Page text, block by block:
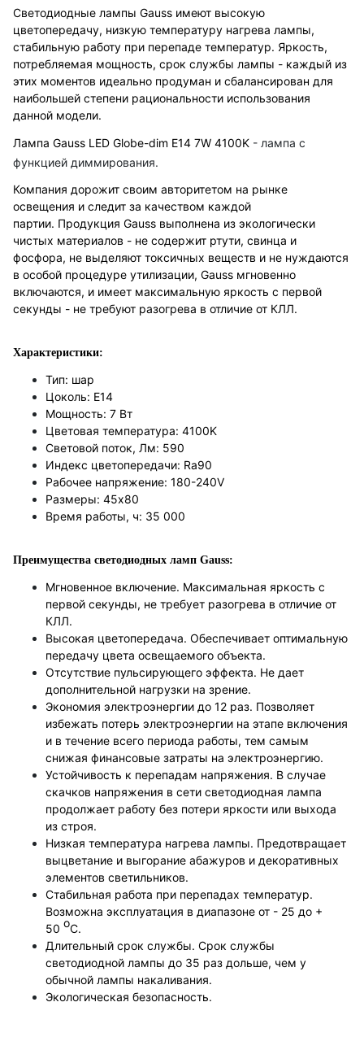
Светодиодные лампы Gauss имеют высокую
цветопередачу, низкую температуру нагрева лампы,
стабильную работу при перепаде температур. Яркость,
потребляемая мощность, срок службы лампы - каждый из
этих моментов идеально продуман и сбалансирован для
наибольшей степени рациональности использования
данной модели.
Лампа Gauss LED Globe-dim E14 7W 4100K - лампа с
функцией диммирования.
Компания дорожит своим авторитетом на рынке
освещения и следит за качеством каждой
партии. Продукция Gauss выполнена из экологически
чистых материалов - не содержит ртути, свинца и
фосфора, не выделяют токсичных веществ и не нуждаются
в особой процедуре утилизации, Gauss мгновенно
включаются, и имеет максимальную яркость с первой
секунды - не требуют разогрева в отличие от КЛЛ.
Характеристики:
Тип: шар
Цоколь: E14
Мощность: 7 Вт
Цветовая температура: 4100K
Световой поток, Лм: 590
Индекс цветопередачи: Ra90
Рабочее напряжение: 180-240V
Размеры: 45х80
Время работы, ч: 35 000
Преимущества светодиодных ламп Gauss:
Мгновенное включение. Максимальная яркость с
первой секунды, не требует разогрева в отличие от
КЛЛ.
Высокая цветопередача. Обеспечивает оптимальную
передачу цвета освещаемого объекта.
Отсутствие пульсирующего эффекта. Не дает
дополнительной нагрузки на зрение.
Экономия электроэнергии до 12 раз. Позволяет
избежать потерь электроэнергии на этапе включения
и в течение всего периода работы, тем самым
снижая финансовые затраты на электроэнергию.
Устойчивость к перепадам напряжения. В случае
скачков напряжения в сети светодиодная лампа
продолжает работу без потери яркости или выхода
из строя.
Низкая температура нагрева лампы. Предотвращает
выцветание и выгорание абажуров и декоративных
элементов светильников.
Стабильная работа при перепадах температур.
Возможна эксплуатация в диапазоне от - 25 до +
50 оС.
Длительный срок службы. Срок службы
светодиодной лампы до 35 раз дольше, чем у
обычной лампы накаливания.
Экологическая безопасность.